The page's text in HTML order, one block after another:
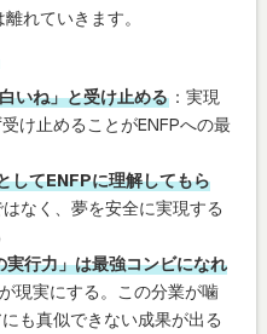
れていきます。
いね」と受け止める ：実現
け止めることがENFPへの最
してENFPに理解してもら
なく、夢を安全に実現する
行力」は最強コンビになれ
現実にする。この分業が噛
も真似できない成果が出る